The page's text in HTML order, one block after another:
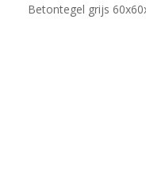
Betontegel grijs